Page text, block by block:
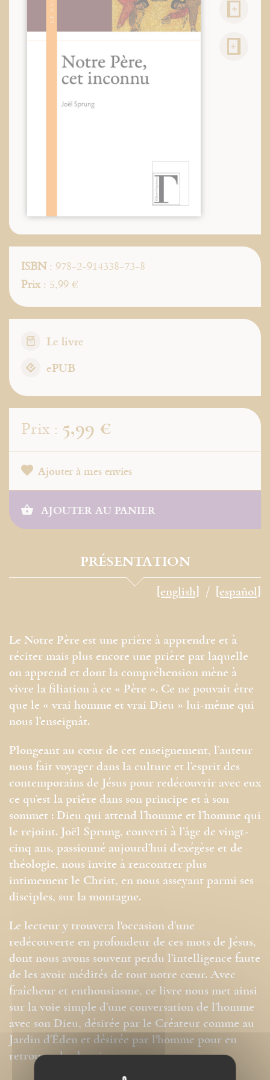
ISBN: 978-2-914338-73-8
Prix: 5,99 €
Le livre
ePUB
Prix : 5,99 €
Ajouter à mes envies
AJOUTER AU PANIER
PRÉSENTATION
[english] [español]
Le Notre Père est une prière à apprendre et à
réciter mais plus encore une prière par laquelle
on apprend et dont la compréhension mène à
vivre la filiation à ce « Père ». Ce ne pouvait être
que le « vrai homme et vrai Dieu » lui-même qui
nous l’enseignât.
Plongeant au cœur de cet enseignement, l’auteur
nous fait voyager dans la culture et l’esprit des
contemporains de Jésus pour redécouvrir avec eux
ce qu’est la prière dans son principe et à son
sommet : Dieu qui attend l’homme et l’homme qui
le rejoint. Joël Sprung, converti à l’âge de vingt-
cinq ans, passionné aujourd’hui d’exégèse et de
théologie, nous invite à rencontrer plus
intimement le Christ, en nous asseyant parmi ses
disciples, sur la montagne.
Le lecteur y trouvera l'occasion d'une
redécouverte en profondeur de ces mots de Jésus,
dont nous avons souvent perdu l’intelligence faute
de les avoir médités de tout notre cœur. Avec
fraîcheur et enthousiasme, ce livre nous met ainsi
sur la voie simple d’une conversation de l'homme
avec son Dieu, désirée par le Créateur comme au
Jardin d'Éden et désirée par l'homme pour en
retrouver le chemin.